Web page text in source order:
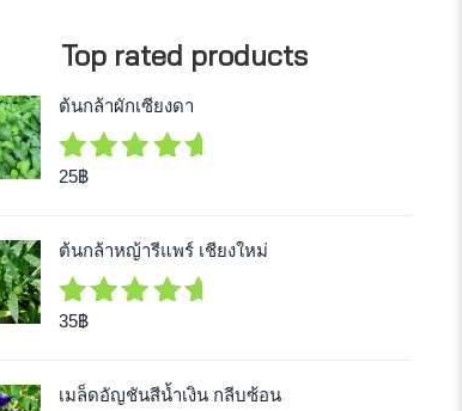
Top rated products
ต้นกล้าผักเซียงดา
5.00
25฿
ต้นกล้าหญ้ารีแพร์ เชียงใหม่
5.00
35฿
เมล็ดอัญชันสีน้ำเงิน กลีบซ้อน